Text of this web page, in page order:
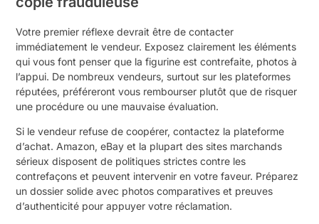
Votre premier réflexe devrait être de contacter
immédiatement le vendeur. Exposez clairement les éléments
qui vous font penser que la figurine est contrefaite, photos à
l’appui. De nombreux vendeurs, surtout sur les plateformes
réputées, préféreront vous rembourser plutôt que de risquer
une procédure ou une mauvaise évaluation.
Si le vendeur refuse de coopérer, contactez la plateforme
d’achat. Amazon, eBay et la plupart des sites marchands
sérieux disposent de politiques strictes contre les
contrefaçons et peuvent intervenir en votre faveur. Préparez
un dossier solide avec photos comparatives et preuves
d’authenticité pour appuyer votre réclamation.